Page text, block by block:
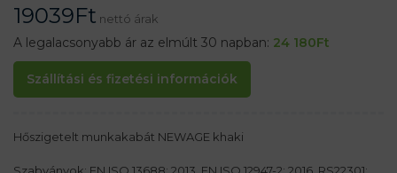
19039Ft nettó árak
A legalacsonyabb ár az elmúlt 30 napban: 24 180Ft
Szállítási és fizetési információk
Hőszigetelt munkakabát NEWAGE khaki